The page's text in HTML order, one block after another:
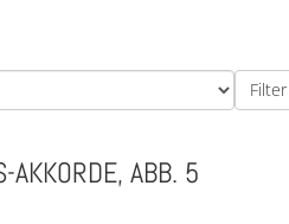
AKKORDE, ABB. 5